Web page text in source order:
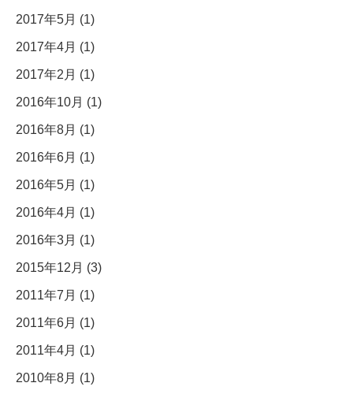
2017年5月 (1)
2017年4月 (1)
2017年2月 (1)
2016年10月 (1)
2016年8月 (1)
2016年6月 (1)
2016年5月 (1)
2016年4月 (1)
2016年3月 (1)
2015年12月 (3)
2011年7月 (1)
2011年6月 (1)
2011年4月 (1)
2010年8月 (1)